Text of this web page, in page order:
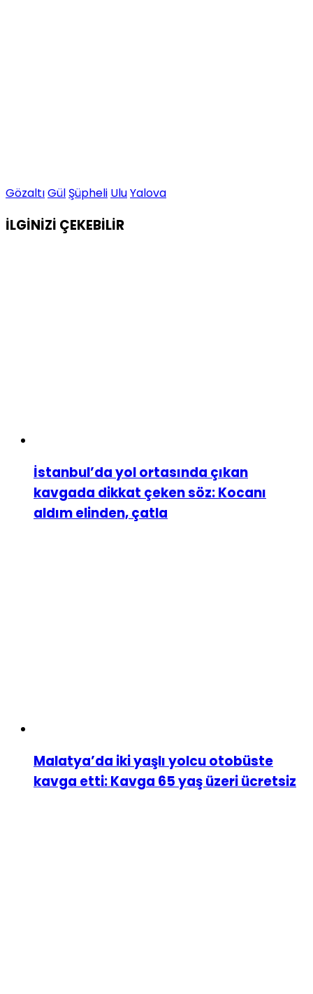
GözaltıGül Şüpheli UluYalova
İLGİNİZİ ÇEKEBİLİR
İstanbul’da yol ortasında çıkan
kavgada dikkat çeken söz: Kocanı
aldım elinden, çatla
Malatya’da iki yaşlı yolcu otobüste
kavga etti: Kavga 65 yaş üzeri ücretsiz